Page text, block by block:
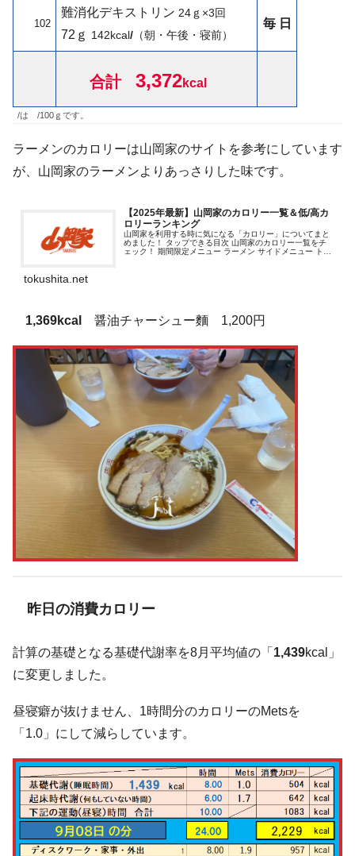
102
難消化デキストリン 24ｇ×3回
72ｇ 142kcal/ （朝・午後・寝前）
毎 日
合計 3,372kcal
/は /100ｇです。
ラーメンのカロリーは山岡家のサイトを参考にしています
が、山岡家のラーメンよりあっさりした味です。
【2025年最新】山岡家のカロリー一覧＆低/高カ
ロリーランキング
山岡家を利用する時に気になる「カロリー」についてまと
めました！ タップできる目次 山岡家のカロリー一覧をチ
ェック！ 期間限定メニュー ラーメン サイドメニュー トッ
tokushita.net
1,369kcal 醤油チャーシュー麵 1,200円
昨日の消費カロリー
計算の基礎となる基礎代謝率を8月平均値の「 1,439kcal」
に変更しました。
昼寝癖が抜けません、1時間分のカロリーのMetsを
「1.0」にして減らしています。